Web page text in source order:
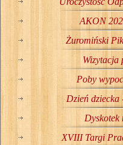
AKON
Żuromiński
Wizytacja
Poby
Dzień
XVIII Targi